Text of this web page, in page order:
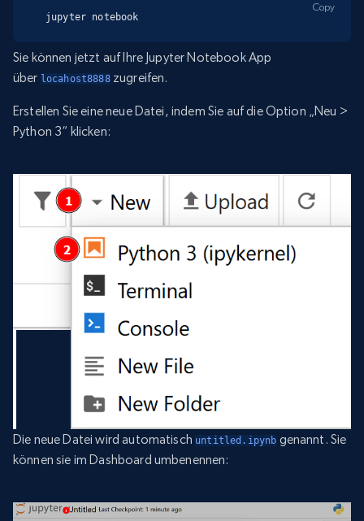
jupyter notebook
Copy
Sie können jetzt auf Ihre Jupyter Notebook App
über locahost8888zugreifen.
Erstellen Sie eine neue Datei, indem Sie auf die Option „Neu >
Python 3“ klicken:
Die neue Datei wird automatisch untitled.ipynb genannt. Sie
können sie im Dashboard umbenennen: